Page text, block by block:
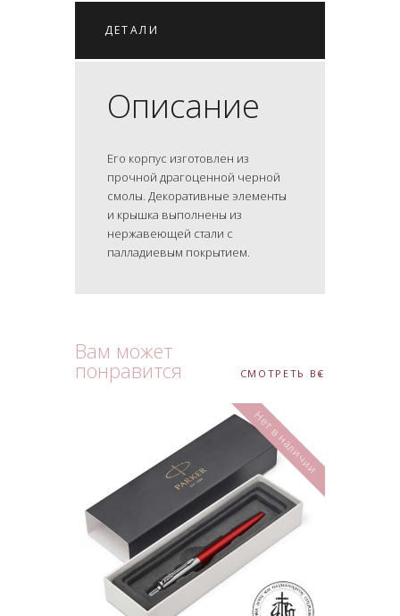
ДЕТАЛИ
Описание
Его корпус изготовлен из
прочной драгоценной черной
смолы. Декоративные элементы
и крышка выполнены из
нержавеющей стали с
палладиевым покрытием.
Вам может
понравится СМОТРЕТЬ ВСЕ
Нет в наличии